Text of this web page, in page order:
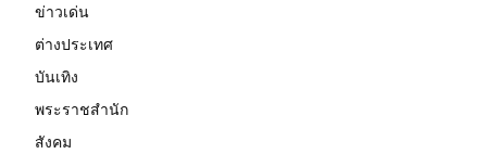
ข่าวเด่น
ต่างประเทศ
บันเทิง
พระราชสำนัก
สังคม